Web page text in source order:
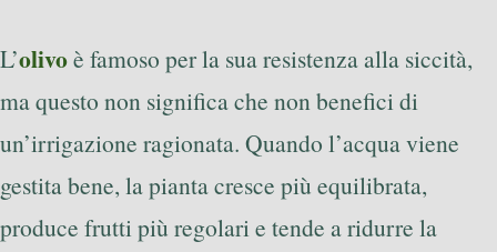
L’olivoè famoso per la sua resistenza alla siccità,
ma questo non significa che non benefici di
un’irrigazione ragionata. Quando l’acqua viene
gestita bene, la pianta cresce più equilibrata,
produce frutti più regolari e tende a ridurre la